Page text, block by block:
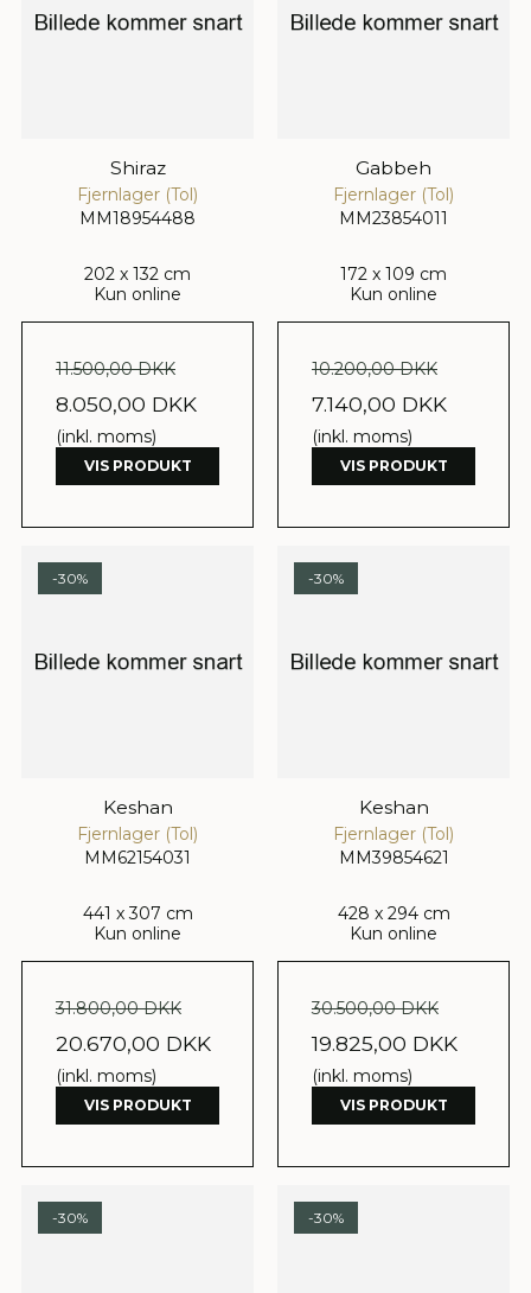
Shiraz
Fjernlager (Tol)
MM18954488
202 x 132 cm
Kun online
11.500,00 DKK
8.050,00 DKK
(inkl. moms)
VIS PRODUKT
Gabbeh
Fjernlager (Tol)
MM23854011
172 x 109 cm
Kun online
10.200,00 DKK
7.140,00 DKK
(inkl. moms)
VIS PRODUKT
-30%
Keshan
Fjernlager (Tol)
MM62154031
441 x 307 cm
Kun online
31.800,00 DKK
20.670,00 DKK
(inkl. moms)
VIS PRODUKT
-30%
Keshan
Fjernlager (Tol)
MM39854621
428 x 294 cm
Kun online
30.500,00 DKK
19.825,00 DKK
(inkl. moms)
VIS PRODUKT
-30% -30%